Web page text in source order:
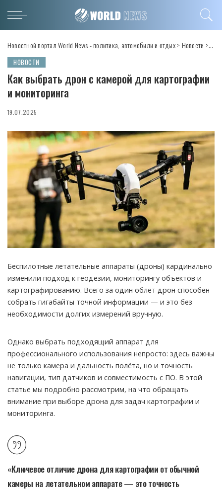
Новостной портал World News - политика, автомобили и отдых> Новости > Как
НОВОСТИ
Как выбрать дрон с камерой для картографии
и мониторинга
19.07.2025
Беспилотные летательные аппараты (дроны) кардинально
изменили подход к геодезии, мониторингу объектов и
картографированию. Всего за один облёт дрон способен
собрать гигабайты точной информации — и это без
необходимости долгих измерений вручную.
Однако выбрать подходящий аппарат для
профессионального использования непросто: здесь важны
не только камера и дальность полёта, но и точность
навигации, тип датчиков и совместимость с ПО. В этой
статье мы подробно рассмотрим, на что обращать
внимание при выборе дрона для задач картографии и
мониторинга.
«Ключевое отличие дрона для картографии от обычной
камеры на летательном аппарате — это точность